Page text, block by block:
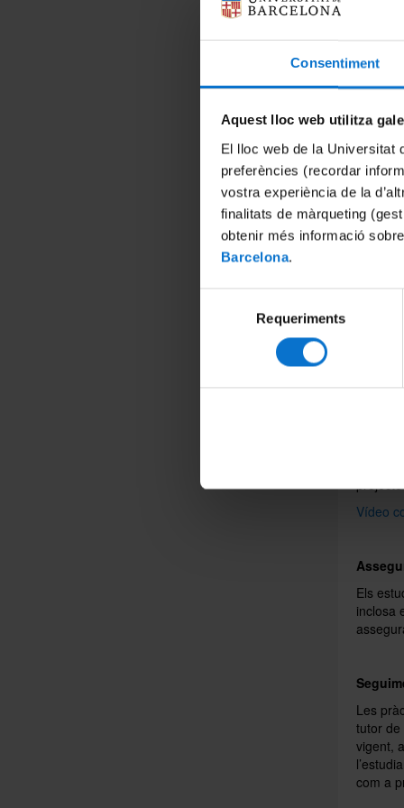
Consentiment
Aquest lloc web utilitza
El lloc web de la Universitat
preferències (recordar
vostra experiència de la
finalitats de màrqueting
obtenir més informació
Barcelona.
consentiment
Requeriments
No
Si vols
María
En el
El
La
La
Vídeo
Els
inclosa
Les
tutor de
vigent,
com a